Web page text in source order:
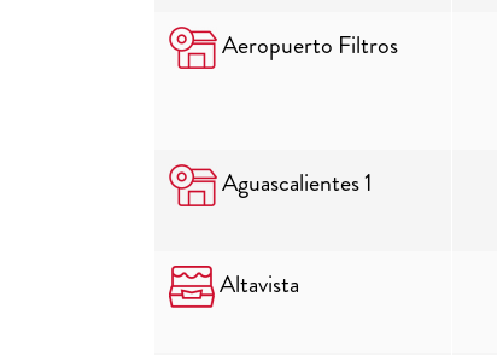
Aeropuerto Filtros
Aguascalientes 1
Altavista